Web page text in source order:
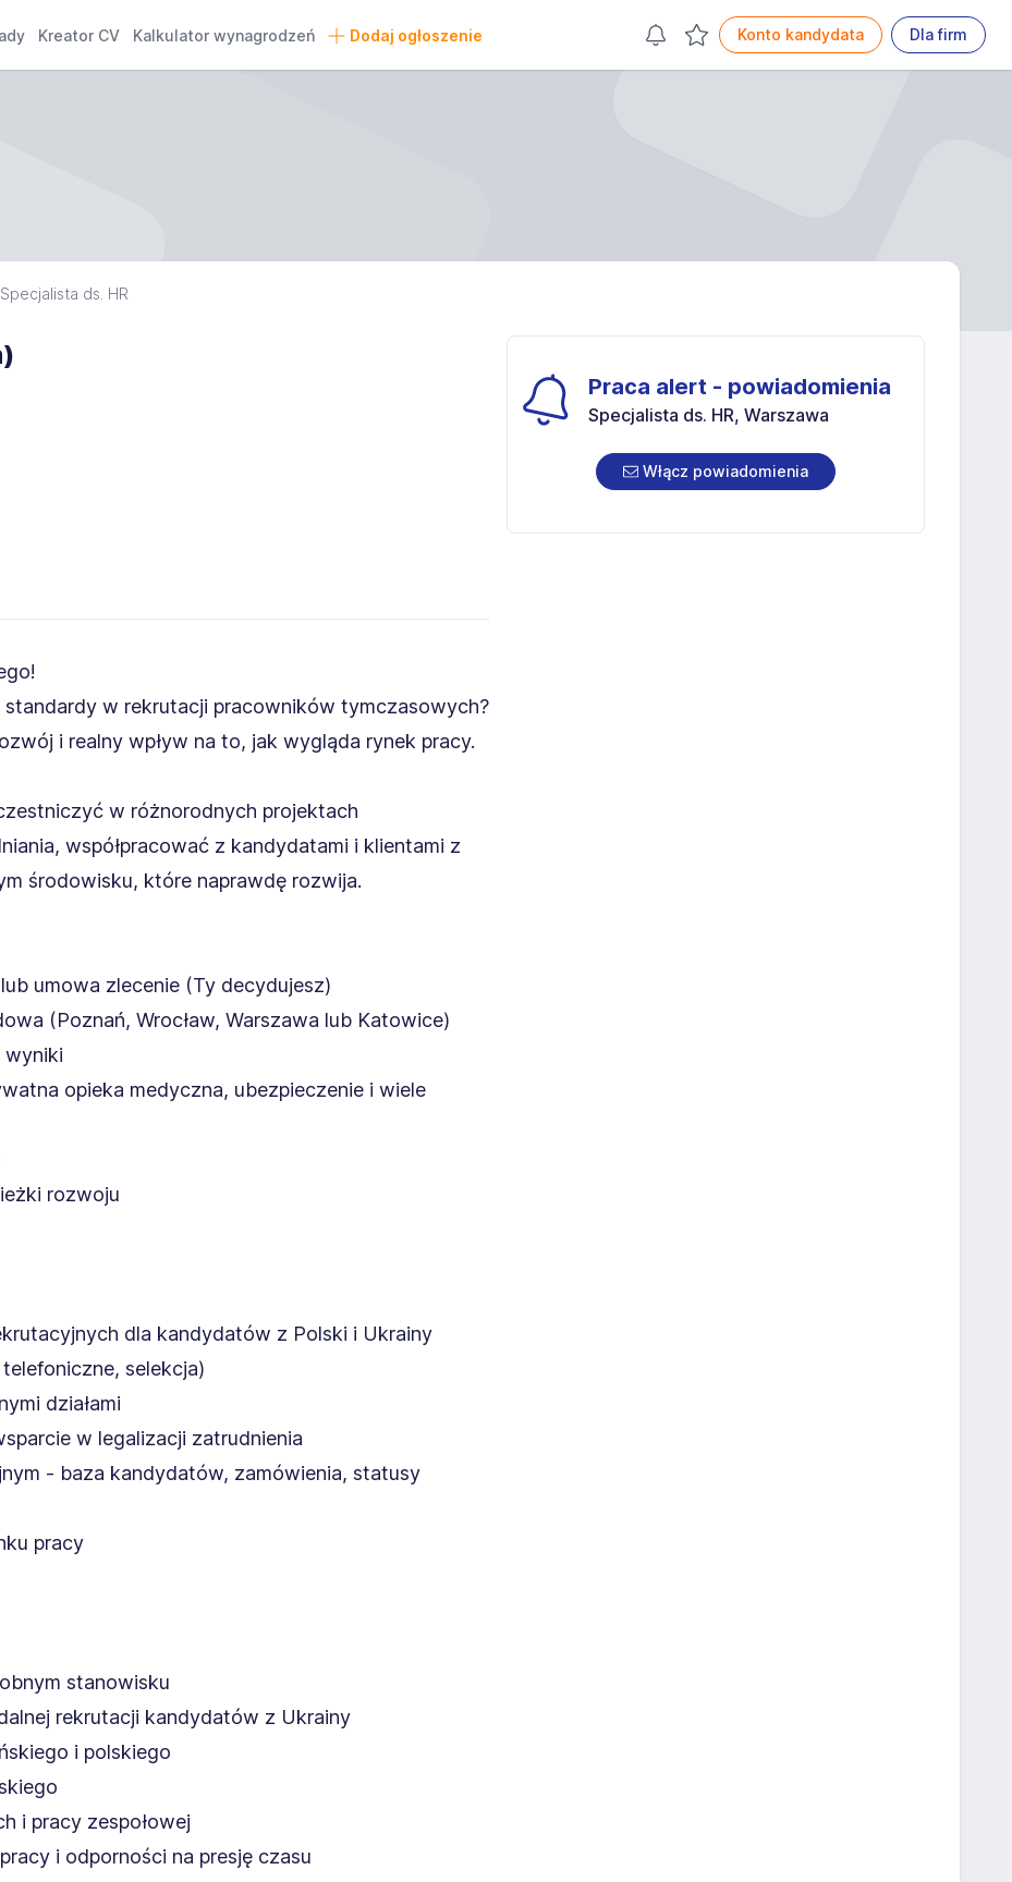
Kreator CV Kalkulator wynagrodzeń Dodaj ogłoszenie Konto kandydata Dla firm
Specjalista ds. HR
w rekrutacji pracowników tymczasowych?
i realny wpływ na to, jak wygląda rynek pracy.
w różnorodnych projektach
współpracować z kandydatami i klientami z
środowisku, które naprawdę rozwija.
umowa zlecenie (Ty decydujesz)
(Poznań, Wrocław, Warszawa lub Katowice)
wyniki
opieka medyczna, ubezpieczenie i wiele
rozwoju
dla kandydatów z Polski i Ukrainy
selekcja)
działami
w legalizacji zatrudnienia
- baza kandydatów, zamówienia, statusy
pracy
stanowisku
rekrutacji kandydatów z Ukrainy
i polskiego
i pracy zespołowej
i odporności na presję czasu
Praca alert - powiadomienia
Specjalista ds. HR, Warszawa
Włącz powiadomienia